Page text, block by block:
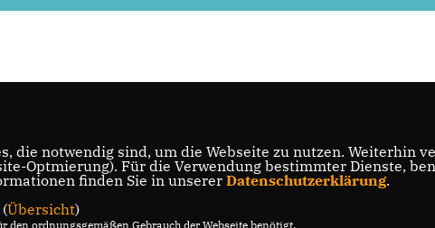
die notwendig sind, um die Webseite zu nutzen.
Optmierung). Für die Verwendung bestimmter Dienste,
finden Sie in unserer Datenschutzerklärung.
Übersicht)
den ordnungsgemäßen Gebrauch der Webseite benötigt.